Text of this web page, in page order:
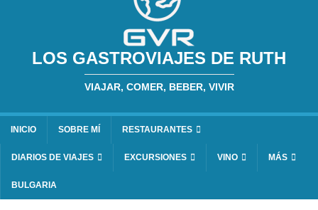
LOS GASTROVIAJES DE RUTH
VIAJAR, COMER, BEBER, VIVIR
INICIO SOBRE MÍ RESTAURANTES
DIARIOS DE VIAJES EXCURSIONES VINO MÁS
BULGARIA